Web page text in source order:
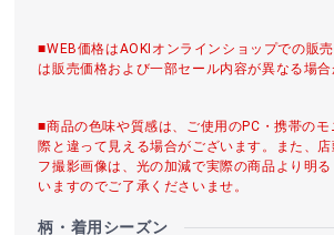
■WEB価格はAOKIオンラインショップでの販
は販売価格および一部セール内容が異なる場合
■商品の色味や質感は、ご使用のPC・携帯の
際と違って見える場合がございます。また、
フ撮影画像は、光の加減で実際の商品より明
いますのでご了承くださいませ。
柄・着用シーズン